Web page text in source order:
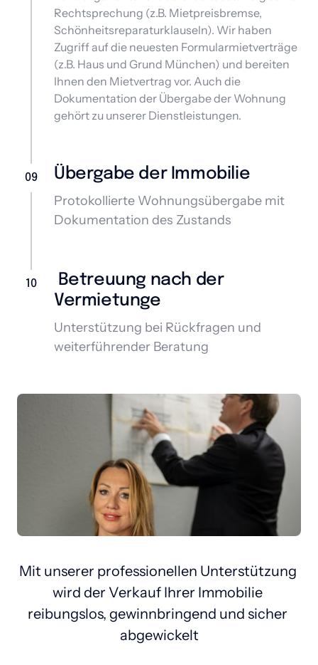
Rechtsprechung (z.B. Mietpreisbremse,
Schönheitsreparaturklauseln). Wir haben
Zugriff auf die neuesten Formularmietverträge
(z.B. Haus und Grund München) und bereiten
Ihnen den Mietvertrag vor. Auch die
Dokumentation der Übergabe der Wohnung
gehört zu unserer Dienstleistungen.
09 Übergabe der Immobilie
Protokollierte Wohnungsübergabe mit
Dokumentation des Zustands
10
Vermietunge
Unterstützung bei Rückfragen und
weiterführender Beratung
Mit unserer professionellen Unterstützung
wird der Verkauf Ihrer Immobilie
reibungslos, gewinnbringend und sicher
abgewickelt